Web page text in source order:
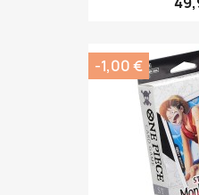
-1,00 €